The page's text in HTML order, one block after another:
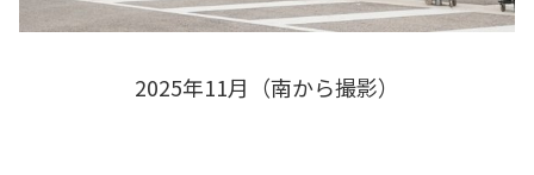
2025年11月（南から撮影）